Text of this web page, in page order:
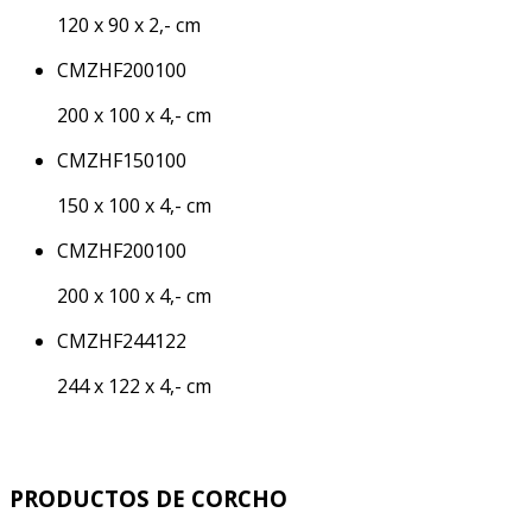
120 x 90 x 2,- cm
CMZHF200100
200 x 100 x 4,- cm
CMZHF150100
150 x 100 x 4,- cm
CMZHF200100
200 x 100 x 4,- cm
CMZHF244122
244 x 122 x 4,- cm
PRODUCTOS DE CORCHO